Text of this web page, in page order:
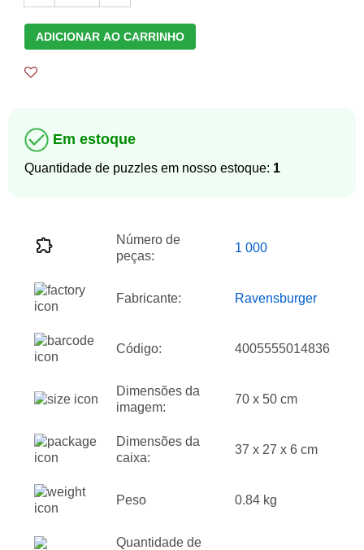
ADICIONAR AO CARRINHO
Em estoque
Quantidade de puzzles em nosso estoque: 1
Número de
peças:
1 000
Fabricante: Ravensburger
Código: 4005555014836
Dimensões da
imagem:
70 x 50 cm
Dimensões da
caixa:
37 x 27 x 6 cm
Peso 0.84 kg
Quantidade de